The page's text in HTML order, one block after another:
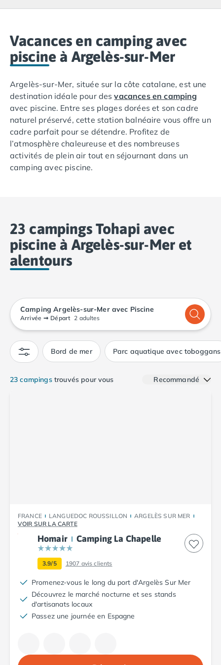
Camping Les Landes
Camping Biscarrosse
Camping Capbreton
Camping Messanges
Camping Moliets et Maa
Camping Sanguinet
Camping Seignosse
Camping Vieux Boucau les Bains
Camping Pyrénées Atlantiques
Camping Bayonne
Camping Biarritz
Camping Calvados
Camping Cabourg
Camping Caen
Camping Honfleur
Camping Manche
Camping Mont Saint Michel
Camping Bretagne
Camping Côtes d'Armor
Camping Erquy
Camping Saint-Cast-le-Guildo
Camping Benodet
Camping Dinard
Camping Saint-Malo
Camping Morbihan
Camping Auray
Camping Carnac
Camping La Trinité sur Mer
Camping Locmariaquer
Camping Penestin
Camping Quiberon
Camping Sarzeau
Camping Ardennes
Vacances en camping avec
piscine à Argelès-sur-Mer
Argelès-sur-Mer, située sur la côte catalane, est une
destination idéale pour desvacances en camping
avec piscine. Entre ses plages dorées et son cadre
naturel préservé, cette station balnéaire vous offre un
cadre parfait pour se détendre. Profitez de
l’atmosphère chaleureuse et des nombreuses
activités de plein air tout en séjournant dans un
camping avec piscine.
23 campings Tohapi avec
piscine à Argelès-sur-Mer et
alentours
Camping Argelès-sur-Mer avec Piscine
Arrivée ➞ Départ 2 adultes
Bord de mer Parc aquatique avec toboggans
23 campingstrouvés pour vous Recommandé
FRANCE LANGUEDOC ROUSSILLON
ARGELÈS SUR MER
VOIR SUR LA CARTE
Homair Camping La Chapelle
3.9/5 1907 avis clients
Promenez-vous le long du port d'Argelès Sur Mer
Découvrez le marché nocturne et ses stands
d'artisanats locaux
Passez une journée en Espagne